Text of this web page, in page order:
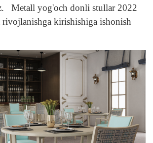
Metall yog'och donli stullar 2022
kirishishiga ishonish